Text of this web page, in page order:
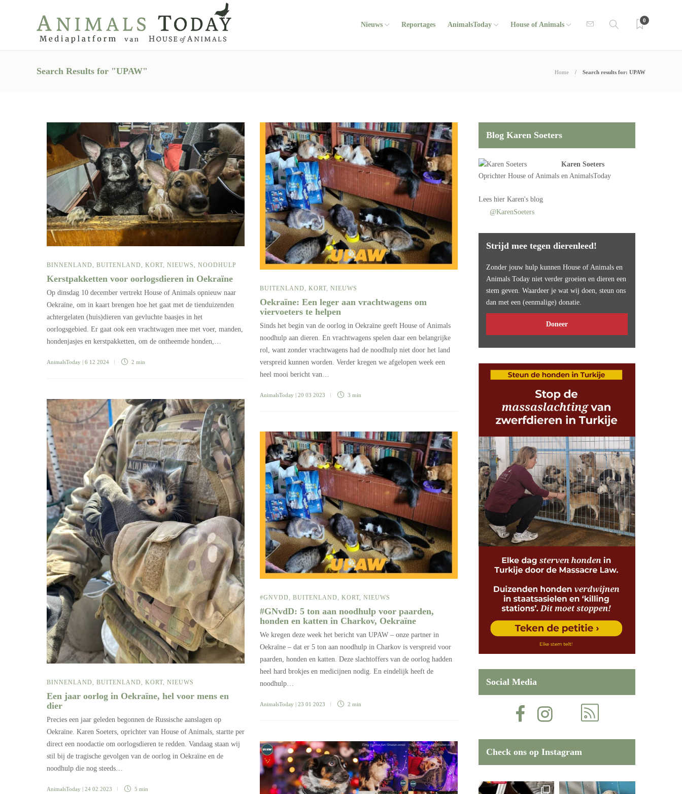
Nieuws Reportages AnimalsToday House of Animals
0
Search Results for "UPAW" Home Search results for: UPAW
BINNENLAND, BUITENLAND, KORT, NIEUWS, NOODHULP
Kerstpakketten voor oorlogsdieren in Oekraïne
Op dinsdag 10 december vertrekt House of Animals opnieuw naar
Oekraïne, om in kaart brengen hoe het gaat met de tienduizenden
achtergelaten (huis)dieren van gevluchte baasjes in het
oorlogsgebied. Er gaat ook een vrachtwagen mee met voer, manden,
hondenjasjes en kerstpakketten, om de ontheemde honden,…
AnimalsToday | 6 12 2024 2 min
BUITENLAND KORT NIEUWS
Oekraïne: Een leger aan vrachtwagens om
viervoeters te helpen
Sinds het begin van de oorlog in Oekraïne geeft House of Animals
noodhulp aan dieren. En vrachtwagens spelen daar een belangrijke
rol, want zonder vrachtwagens had de noodhulp niet door het land
verspreid kunnen worden. Verder kregen we afgelopen week een
heel mooi bericht van…
AnimalsToday | 20 03 2023 3 min
BINNENLAND BUITENLAND KORT NIEUWS
Een jaar oorlog in Oekraïne, hel voor mens en
dier
Precies een jaar geleden begonnen de Russische aanslagen op
Oekraïne. Karen Soeters, oprichter van House of Animals, startte per
direct een noodactie om oorlogsdieren te redden. Vandaag staan wij
stil bij de tragische gevolgen van de oorlog in Oekraïne en de
noodhulp die nog steeds…
AnimalsToday | 24 02 2023 5 min
#GNVDD BUITENLAND KORT NIEUWS
#GNvdD: 5 ton aan noodhulp voor paarden,
honden en katten in Charkov, Oekraïne
We kregen deze week het bericht van UPAW – onze partner in
Oekraïne – dat er 5 ton aan noodhulp in Charkov is verspreid voor
paarden, honden en katten. Deze slachtoffers van de oorlog hadden
heel hard brokjes en medicijnen nodig. En eindelijk heeft de
noodhulp…
AnimalsToday | 23 01 2023 2 min
Blog Karen Soeters
Karen Soeters
Oprichter House of Animalsen AnimalsToday
Lees hier Karen's blog
@KarenSoeters
Strijd mee tegen dierenleed!
Zonder jouw hulp kunnen House of Animals en
Animals Today niet verder groeien en dieren een
stem geven. Waardeer je wat wij doen, steun ons
dan met een (eenmalige) donatie.
Doneer
Social Media
Check ons op Instagram